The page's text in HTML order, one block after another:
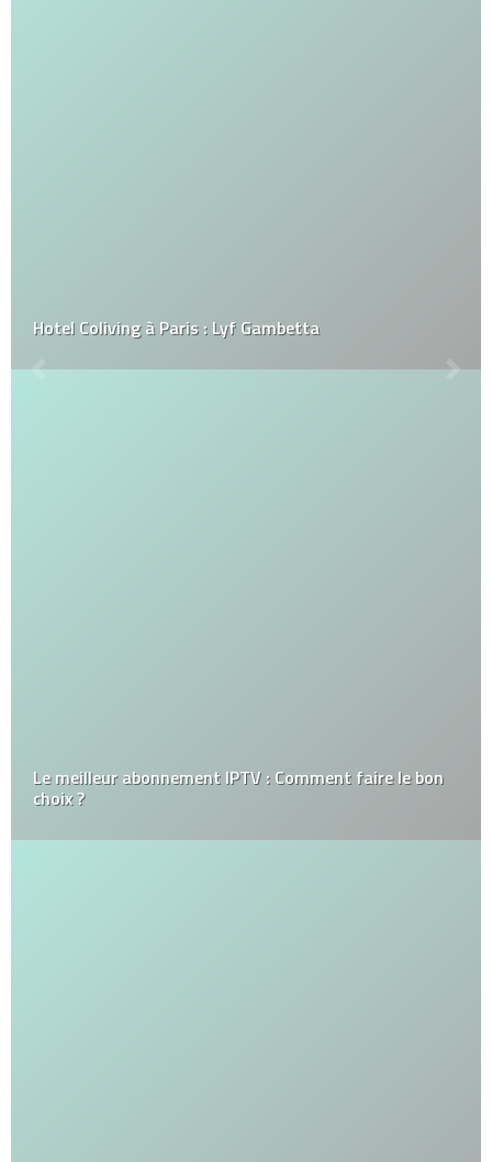
Hotel Coliving à Paris : Lyf Gambetta
Le meilleur abonnement IPTV : Comment faire le bon
choix ?